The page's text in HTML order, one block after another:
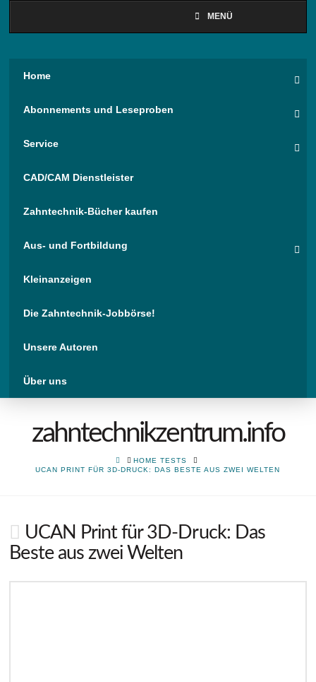
MENÜ
Home
Abonnements und Leseproben
Service
CAD/CAM Dienstleister
Zahntechnik-Bücher kaufen
Aus- und Fortbildung
Kleinanzeigen
Die Zahntechnik-Jobbörse!
Unsere Autoren
Über uns
zahntechnikzentrum.info
HOMEHOME TESTS
UCAN PRINT FÜR 3D-DRUCK: DAS BESTE AUS ZWEI WELTEN
UCAN Print für 3D-Druck: Das
Beste aus zwei Welten